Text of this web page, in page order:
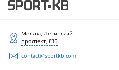
Москва, Ленинский
проспект, 83Б
contact@sportkb.com